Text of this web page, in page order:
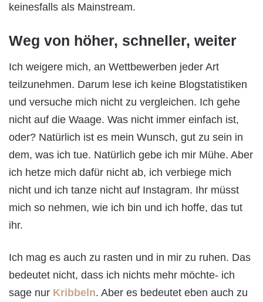
keinesfalls als Mainstream.
Weg von höher, schneller, weiter
Ich weigere mich, an Wettbewerben jeder Art
teilzunehmen. Darum lese ich keine Blogstatistiken
und versuche mich nicht zu vergleichen. Ich gehe
nicht auf die Waage. Was nicht immer einfach ist,
oder? Natürlich ist es mein Wunsch, gut zu sein in
dem, was ich tue. Natürlich gebe ich mir Mühe. Aber
ich hetze mich dafür nicht ab, ich verbiege mich
nicht und ich tanze nicht auf Instagram. Ihr müsst
mich so nehmen, wie ich bin und ich hoffe, das tut
ihr.
Ich mag es auch zu rasten und in mir zu ruhen. Das
bedeutet nicht, dass ich nichts mehr möchte- ich
sage nur Kribbeln. Aber es bedeutet eben auch zu